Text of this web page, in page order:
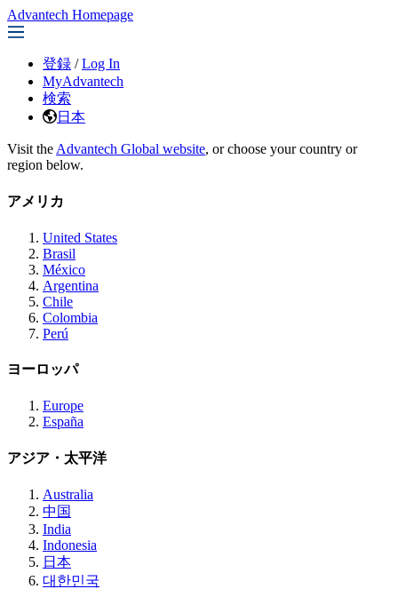
Advantech Homepage
登録 / Log In
MyAdvantech
検索
日本
Visit the Advantech Global website, or choose your country or
region below.
アメリカ
United States
Brasil
México
Argentina
Chile
Colombia
Perú
ヨーロッパ
Europe
España
アジア・太平洋
Australia
中国
India
Indonesia
日本
대한민국